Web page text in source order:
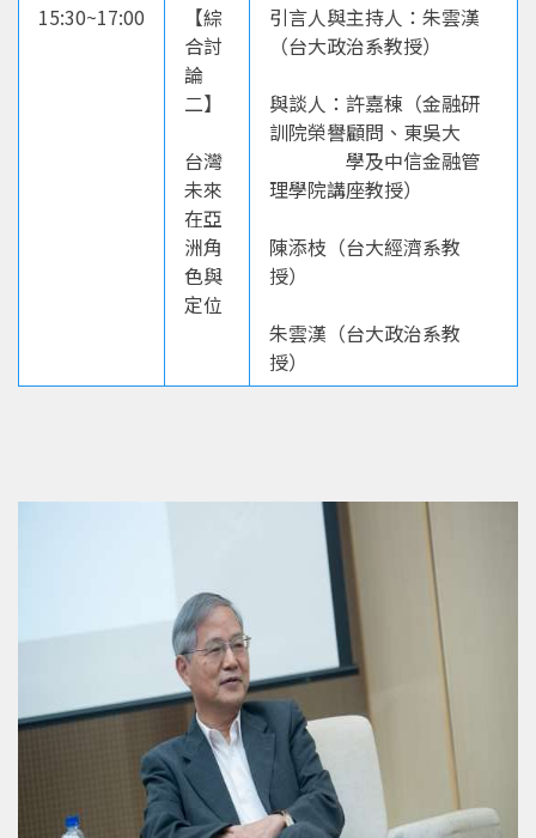
15:30~17:00
【綜
合討
論
二】
台灣
未來
在亞
洲角
色與
定位
引言人與主持人：朱雲漢
（台大政治系教授）
與談人：許嘉棟（金融研
訓院榮譽顧問、東吳大
學及中信金融管
理學院講座教授）
陳添枝（台大經濟系教
授）
朱雲漢（台大政治系教
授）